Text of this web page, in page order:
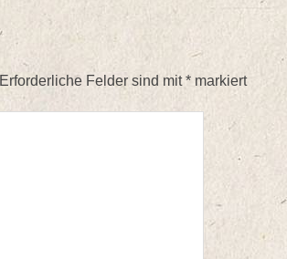
Erforderliche Felder sind mit* markiert